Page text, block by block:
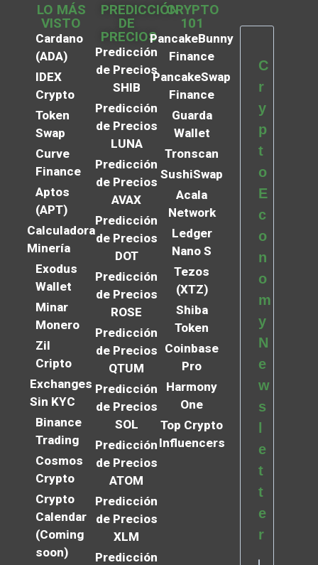
LO MÁS
VISTO
Cardano
(ADA)
IDEX
Crypto
Token
Swap
Curve
Finance
Aptos
(APT)
Calculadora
Minería
Exodus
Wallet
Minar
Monero
Zil
Cripto
Exchanges
Sin KYC
Binance
Trading
Cosmos
Crypto
Crypto
Calendar
(Coming
soon)
PREDICCIÓN
DE
PRECIOS
Predicción
de Precios
SHIB
Predicción
de Precios
LUNA
Predicción
de Precios
AVAX
Predicción
de Precios
DOT
Predicción
de Precios
ROSE
Predicción
de Precios
QTUM
Predicción
de Precios
SOL
Predicción
de Precios
ATOM
Predicción
de Precios
XLM
Predicción
CRYPTO
101
PancakeBunny
Finance
PancakeSwap
Finance
Guarda
Wallet
Tronscan
SushiSwap
Acala
Network
Ledger
Nano S
Tezos
(XTZ)
Shiba
Token
Coinbase
Pro
Harmony
One
Top Crypto
Influencers
C
r
y
p
t
o
E
c
o
n
o
m
y
N
e
w
s
l
e
t
t
e
r